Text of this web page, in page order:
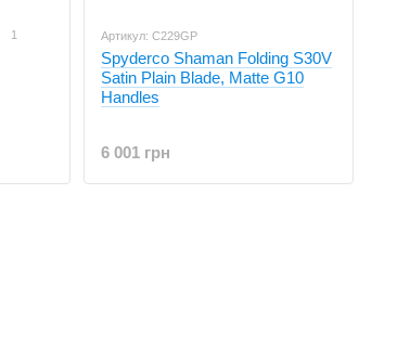
1 Артикул: C229GP
Spyderco Shaman Folding S30V
Satin Plain Blade, Matte G10
Handles
6 001 грн